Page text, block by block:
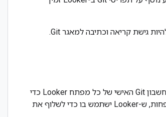
באימות HTTPS של חשבון יחיד, לחשבון המשתמש ב-Git שאתם מציינים צריכה להיות גישת קריאה וכתיבה למאגר Git.
אם הגדרתם את פרויקט LookML עם כמה חשבונות, פרויקט LookML ישתמש בחשבון Git האישי של כל מפתח Looker כדי
לבצע פעולות Git. צריך גם להגדיר חשבון משתמש Git כללי, עם הרשאת קריאה לפחות, ש-Looker ישתמש בו כדי לשלוף את